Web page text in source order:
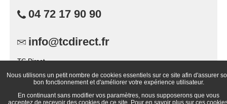
04 72 17 90 90
info@tcdirect.fr
TC Direct,
69573 Dardilly Cedex
Nous utilisons un petit nombre de cookies essentiels sur ce site afin d'assurer
bon fonctionnement et d'améliorer votre expérience utilisateur.
En continuant sans modifier vos paramètres, nous supposerons que vous
acceptez de recevoir des cookies de ce site. Pour en savoir plus sur ces